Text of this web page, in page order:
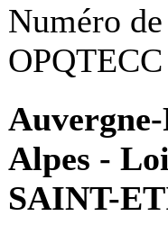
Numéro
Alpes -
SAINT-